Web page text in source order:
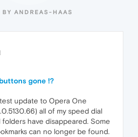
BY ANDREAS-HAAS
gone !?
update to Opera One
all of my speed dial
have disappeared. Some
can no longer be found.